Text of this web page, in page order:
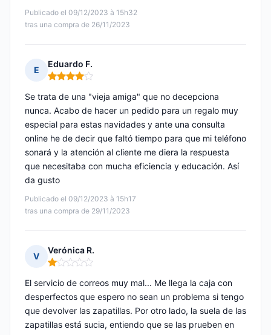
Publicado el 09/12/2023 à 15h32
tras una compra de 26/11/2023
E
Eduardo F.
Nota: 4 de 5
Publicado el 09/12/2023 à 15h17
tras una compra de 29/11/2023
Se trata de una "vieja amiga" que no decepciona
nunca. Acabo de hacer un pedido para un regalo muy
especial para estas navidades y ante una consulta
online he de decir que faltó tiempo para que mi teléfono
sonará y la atención al cliente me diera la respuesta
que necesitaba con mucha eficiencia y educación. Así
da gusto
V
Verónica R.
Nota: 1 de 5
El servicio de correos muy mal... Me llega la caja con
desperfectos que espero no sean un problema si tengo
que devolver las zapatillas. Por otro lado, la suela de las
zapatillas está sucia, entiendo que se las prueben en